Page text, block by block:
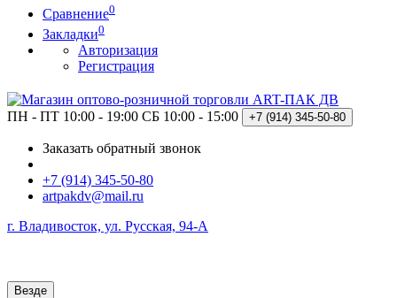
Сравнение0
Закладки0
Авторизация
Регистрация
ПН - ПТ 10:00 - 19:00 СБ 10:00 - 15:00 +7 (914) 345-50-80
Заказать обратный звонок
+7 (914) 345-50-80
artpakdv@mail.ru
г. Владивосток, ул. Русская, 94-А
Везде